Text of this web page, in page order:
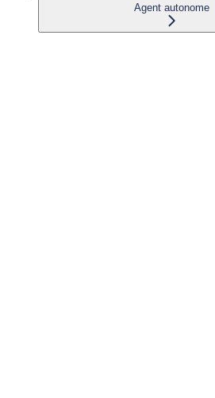
Agent autonome